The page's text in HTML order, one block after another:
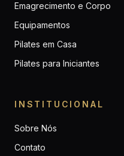
Emagrecimento e Corpo
Equipamentos
Pilates em Casa
Pilates para Iniciantes
INSTITUCIONAL
Sobre Nós
Contato